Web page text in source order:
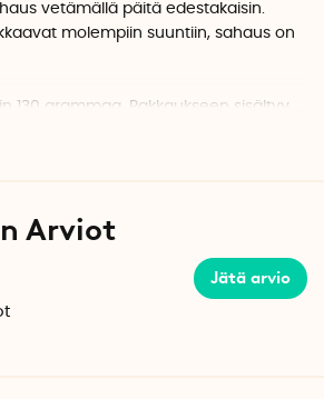
vetämällä päitä edestakaisin.
molempiin suuntiin, sahaus on
130 grammaa. Pakkaukseen sisältyy
Taskusaha mahtuu kirjaimellisesti
käytön jälkeen ja voitele tavallisella
Teroittamiseen voidaan käyttää
Arviot
Jätä arvio